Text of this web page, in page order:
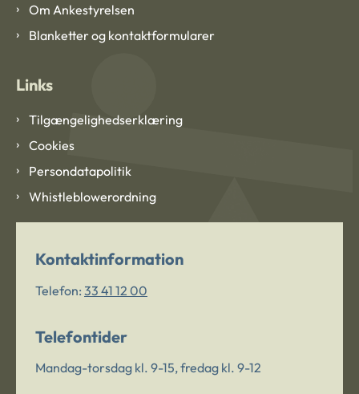
Om Ankestyrelsen
Blanketter og kontaktformularer
Links
Tilgængelighedserklæring
Cookies
Persondatapolitik
Whistleblowerordning
Kontaktinformation
Telefon: 33 41 12 00
Telefontider
Mandag-torsdag kl. 9-15, fredag kl. 9-12